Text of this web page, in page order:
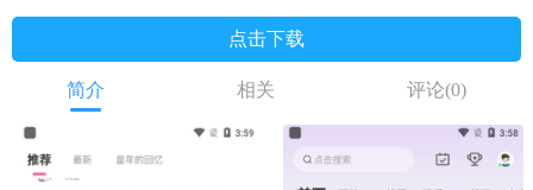
点击下载
简介 相关 评论(0)